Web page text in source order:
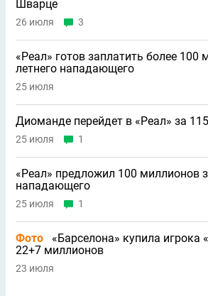
Шварце
26 июля 3
«Реал» готов заплатить более 100
летнего нападающего
25 июля
Диоманде перейдет в «Реал» за
25 июля 1
«Реал» предложил 100 миллионов
нападающего
25 июля 1
Фото
«Барселона» купила игрока
22+7 миллионов
23 июля